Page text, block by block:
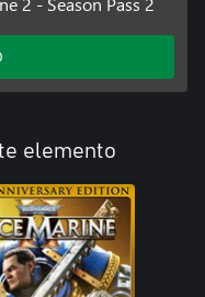
elemento